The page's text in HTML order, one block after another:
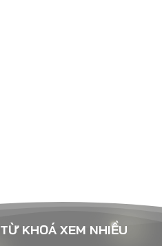
TỪ KHOÁ XEM NHIỀU